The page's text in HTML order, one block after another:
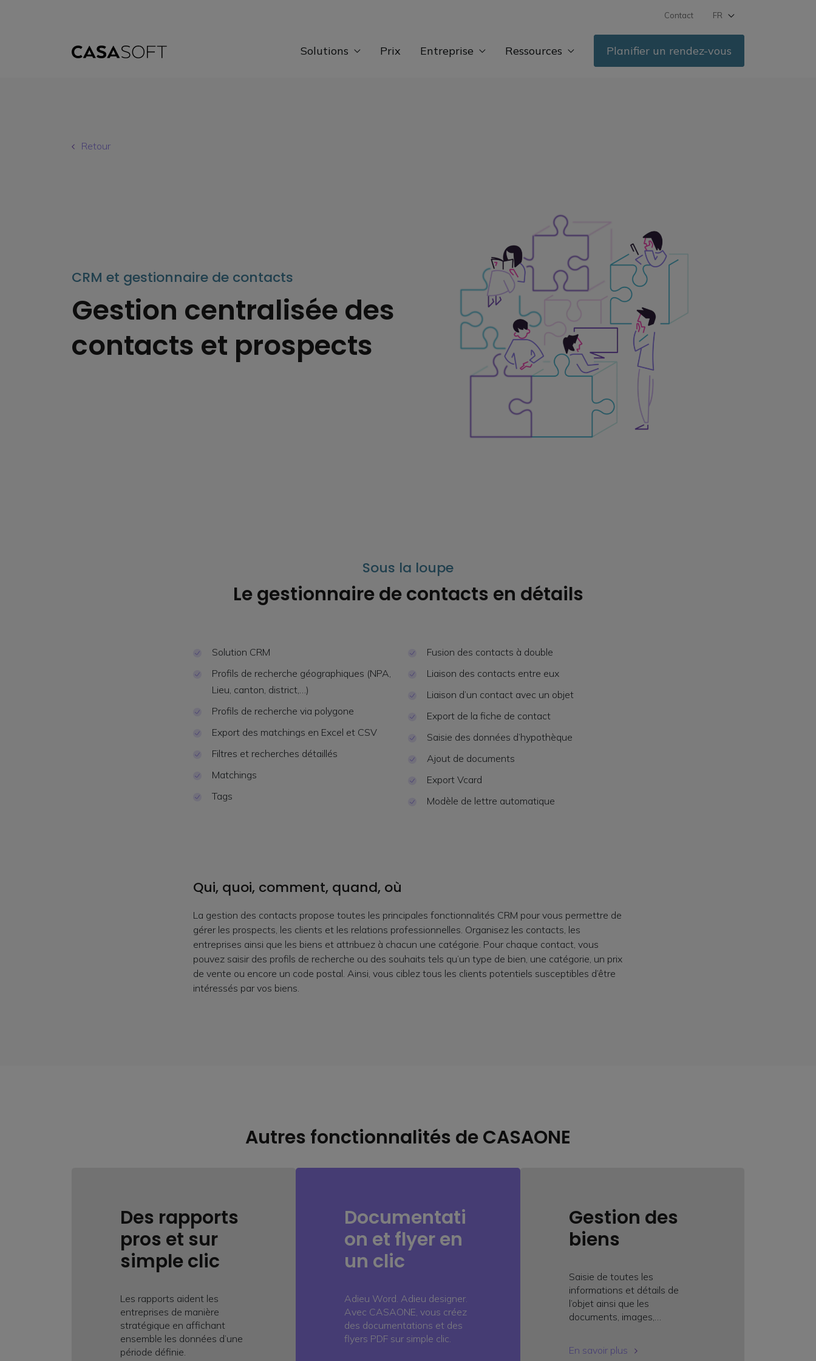
Contact FR
Solutions Prix Entreprise Ressources Planifier un rendez-vous
Retour
CRM et gestionnaire de contacts
Gestion centralisée des
contacts et prospects
Sous la loupe
Le gestionnaire de contacts en détails
Solution CRM
Profils de recherche géographiques (NPA,
Lieu, canton, district,…)
Profils de recherche via polygone
Export des matchings en Excel et CSV
Filtres et recherches détaillés
Matchings
Tags
Fusion des contacts à double
Liaison des contacts entre eux
Liaison d’un contact avec un objet
Export de la fiche de contact
Saisie des données d’hypothèque
Ajout de documents
Export Vcard
Modèle de lettre automatique
Qui, quoi, comment, quand, où
La gestion des contacts propose toutes les principales fonctionnalités CRM pour vous permettre de
gérer les prospects, les clients et les relations professionnelles. Organisez les contacts, les
entreprises ainsi que les biens et attribuez à chacun une catégorie. Pour chaque contact, vous
pouvez saisir des profils de recherche ou des souhaits tels qu’un type de bien, une catégorie, un prix
de vente ou encore un code postal. Ainsi, vous ciblez tous les clients potentiels susceptibles d’être
intéressés par vos biens.
Autres fonctionnalités de CASAONE
Des rapports
pros et sur
simple clic
Les rapports aident les
entreprises de manière
stratégique en affichant
ensemble les données d’une
période définie.
Documentati
on et flyer en
un clic
Adieu Word. Adieu designer.
Avec CASAONE, vous créez
des documentations et des
flyers PDF sur simple clic.
Gestion des
biens
Saisie de toutes les
informations et détails de
l’objet ainsi que les
documents, images,…
En savoir plus